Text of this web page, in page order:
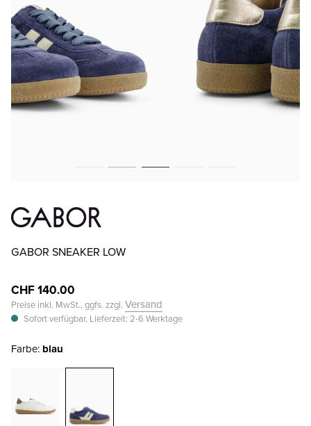
GABOR SNEAKER LOW
CHF 140.00
Preise inkl. MwSt., ggfs. zzgl. Versand
Sofort verfügbar, Lieferzeit: 2-6 Werktage
Farbe: blau